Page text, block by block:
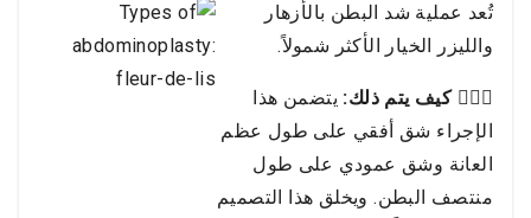
تُعد عملية شد البطن بالأزهار
والليزر الخيار الأكثر شمولاً.
👩🏻‍⚕️ كيف يتم ذلك: يتضمن هذا
الإجراء شق أفقي على طول عظم
العانة وشق عمودي على طول
منتصف البطن. ويخلق هذا التصميم